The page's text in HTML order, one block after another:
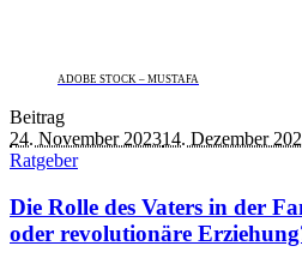
ADOBE STOCK – MUSTAFA
Beitrag
24. November 202314. Dezember
Ratgeber
Die Rolle des Vaters in der
oder revolutionäre